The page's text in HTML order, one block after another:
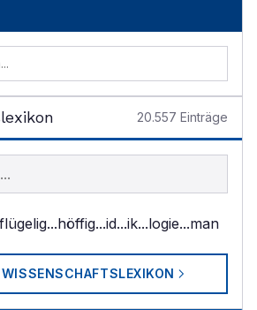
20.557 Einträge
suchen
...höffig...id...ik...logie...man